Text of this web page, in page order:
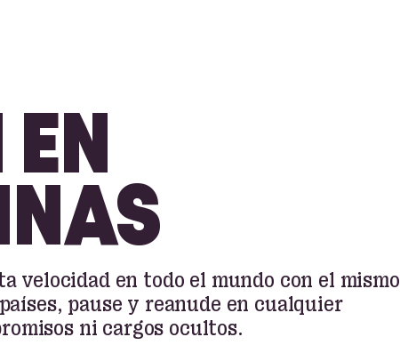
velocidad en todo el mundo con el mismo
pause y reanude en cualquier
ni cargos ocultos.